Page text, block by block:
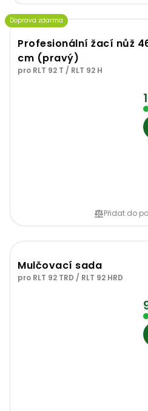
Doprava zdarma
Profesionální žací nůž
cm (pravý)
pro RLT 92 T / RLT 92 H
Přidat do
Mulčovací sada
pro RLT 92 TRD / RLT 92 HRD